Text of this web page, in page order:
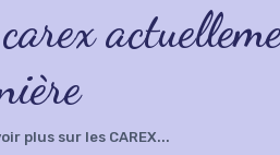
carex
plus sur les CAREX...